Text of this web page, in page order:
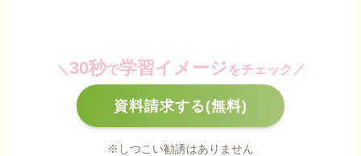
＼ 30秒で学習イメージ をチェック／
資料請求する(無料)
※しつこい勧誘はありません